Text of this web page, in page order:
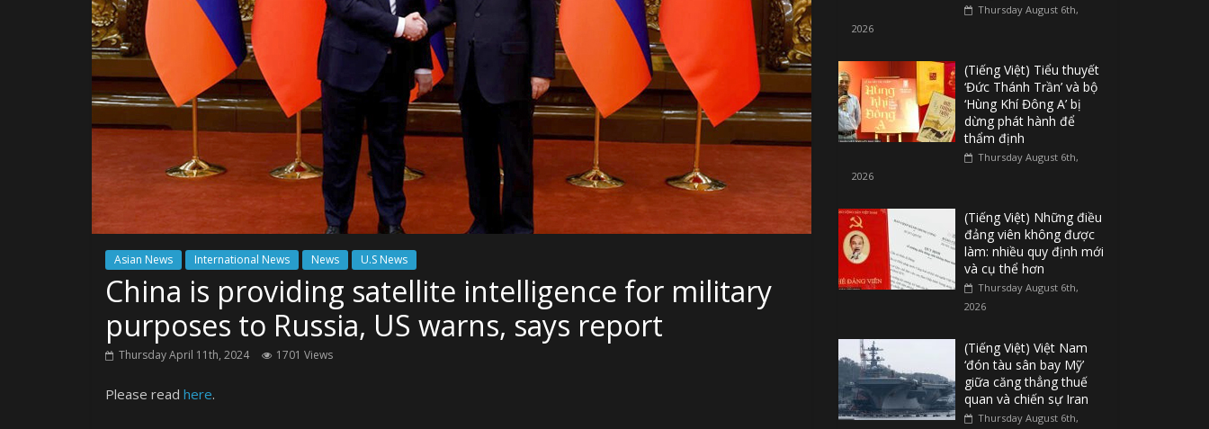
Asian News International News News U.S News
China is providing satellite intelligence for military
purposes to Russia, US warns, says report
Thursday April 11th, 2024 1701 Views
Please read here.
Thursday August 6th,
2026
(Tiếng Việt) Tiểu thuyết
‘Đức Thánh Trần’ và bộ
‘Hùng Khí Đông A’ bị
dừng phát hành để
thẩm định
Thursday August 6th,
2026
(Tiếng Việt) Những điều
đảng viên không được
làm: nhiều quy định mới
và cụ thể hơn
Thursday August 6th,
2026
(Tiếng Việt) Việt Nam
‘đón tàu sân bay Mỹ’
giữa căng thẳng thuế
quan và chiến sự Iran
Thursday August 6th,